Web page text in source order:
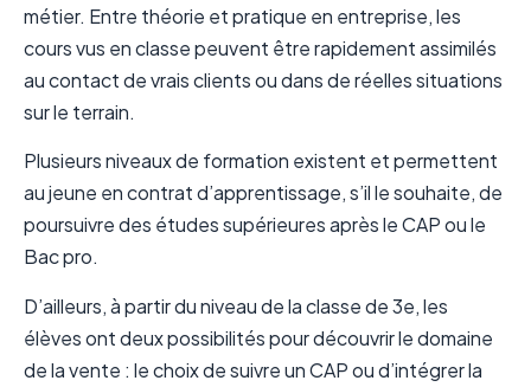
métier. Entre théorie et pratique en entreprise, les
cours vus en classe peuvent être rapidement assimilés
au contact de vrais clients ou dans de réelles situations
sur le terrain.
Plusieurs niveaux de formation existent et permettent
au jeune en contrat d’apprentissage, s’il le souhaite, de
poursuivre des études supérieures après le CAP ou le
Bac pro.
D’ailleurs, à partir du niveau de la classe de 3e, les
élèves ont deux possibilités pour découvrir le domaine
de la vente : le choix de suivre un CAP ou d’intégrer la